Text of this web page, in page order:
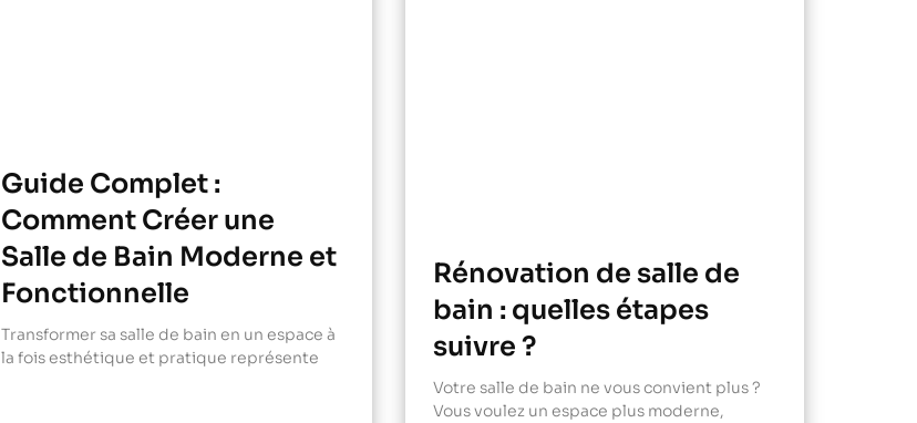
Guide Complet :
Comment Créer une
Salle de Bain Moderne et
Fonctionnelle
Transformer sa salle de bain en un espace à
la fois esthétique et pratique représente
Rénovation de salle de
bain : quelles étapes
suivre ?
Votre salle de bain ne vous convient plus ?
Vous voulez un espace plus moderne,